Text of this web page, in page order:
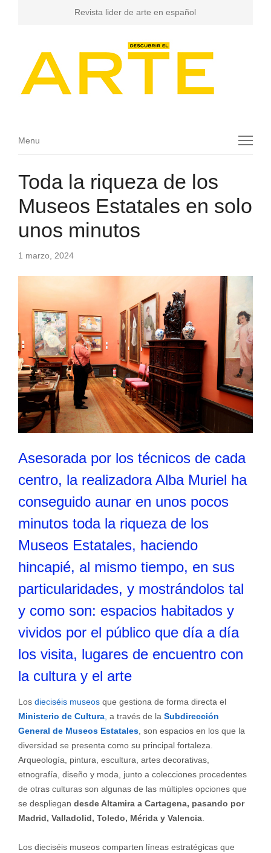
Revista lider de arte en español
Menu
Menu
Toda la riqueza de los
Museos Estatales en solo
unos minutos
1 marzo, 2024
Asesorada por los técnicos de cada
centro, la realizadora Alba Muriel ha
conseguido aunar en unos pocos
minutos toda la riqueza de los
Museos Estatales, haciendo
hincapié, al mismo tiempo, en sus
particularidades, y mostrándolos tal
y como son: espacios habitados y
vividos por el público que día a día
los visita, lugares de encuentro con
la cultura y el arte
Los dieciséis museosque gestiona de forma directa el
Ministerio de Cultura, a través de la Subdirección
General de Museos Estatales, son espacios en los que la
diversidad se presenta como su principal fortaleza.
Arqueología, pintura, escultura, artes decorativas,
etnografía, diseño y moda, junto a colecciones procedentes
de otras culturas son algunas de las múltiples opciones que
se despliegan desde Altamira a Cartagena, pasando por
Madrid, Valladolid, Toledo, Mérida y Valencia.
Los dieciséis museos comparten líneas estratégicas que